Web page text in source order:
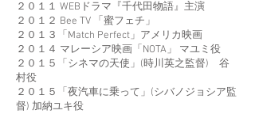
２０１１ WEBドラマ『千代田物語』主演
２０１２ Bee TV 「蜜フェチ」
２０１３「Match Perfect」アメリカ映画
２０１４ マレーシア映画「NOTA」 マユミ役
２０１５「シネマの天使」(時川英之監督) 谷
村役
２０１５「夜汽車に乗って」(シバノジョシア監
督) 加納ユキ役